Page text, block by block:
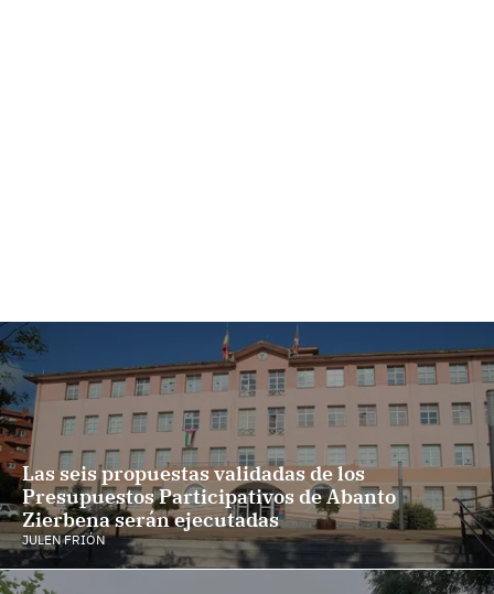
Las seis propuestas validadas de los
Presupuestos Participativos de Abanto
Zierbena serán ejecutadas
JULEN FRIÓN